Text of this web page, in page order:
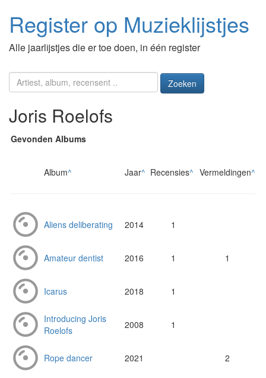
Register op Muzieklijstjes
Alle jaarlijstjes die er toe doen, in één register
Zoeken
Joris Roelofs
Gevonden Albums
Album^ Jaar^ Recensies^ Vermeldingen^
Aliens deliberating 2014 1
Amateur dentist 2016 1 1
Icarus 2018 1
Introducing Joris
Roelofs
2008 1
Rope dancer 2021 2